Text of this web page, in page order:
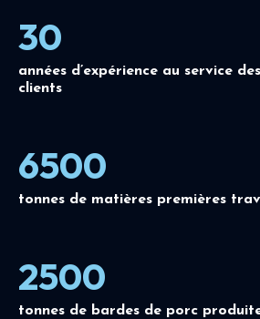
30
années d’expérience au service
clients
6500
tonnes de matières premières
2500
tonnes de bardes de porc